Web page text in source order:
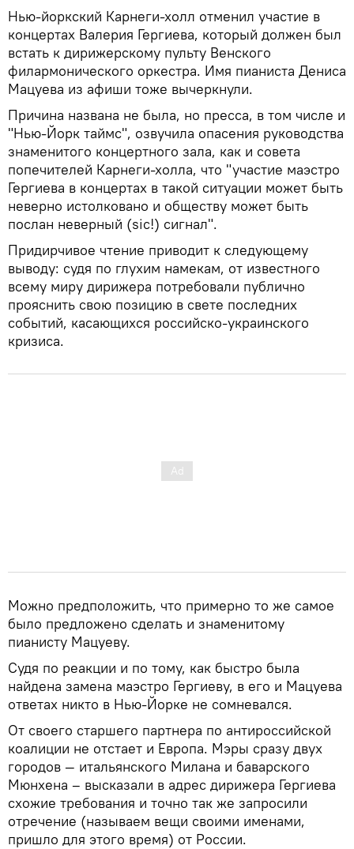
Нью-йоркский Карнеги-холл отменил участие в
концертах Валерия Гергиева, который должен был
встать к дирижерскому пульту Венского
филармонического оркестра. Имя пианиста Дениса
Мацуева из афиши тоже вычеркнули.
Причина названа не была, но пресса, в том числе и
"Нью-Йорк таймс", озвучила опасения руководства
знаменитого концертного зала, как и совета
попечителей Карнеги-холла, что "участие маэстро
Гергиева в концертах в такой ситуации может быть
неверно истолковано и обществу может быть
послан неверный (sic!) сигнал".
Придирчивое чтение приводит к следующему
выводу: судя по глухим намекам, от известного
всему миру дирижера потребовали публично
прояснить свою позицию в свете последних
событий, касающихся российско-украинского
кризиса.
Можно предположить, что примерно то же самое
было предложено сделать и знаменитому
пианисту Мацуеву.
Судя по реакции и по тому, как быстро была
найдена замена маэстро Гергиеву, в его и Мацуева
ответах никто в Нью-Йорке не сомневался.
От своего старшего партнера по антироссийской
коалиции не отстает и Европа. Мэры сразу двух
городов — итальянского Милана и баварского
Мюнхена – высказали в адрес дирижера Гергиева
схожие требования и точно так же запросили
отречение (называем вещи своими именами,
пришло для этого время) от России.